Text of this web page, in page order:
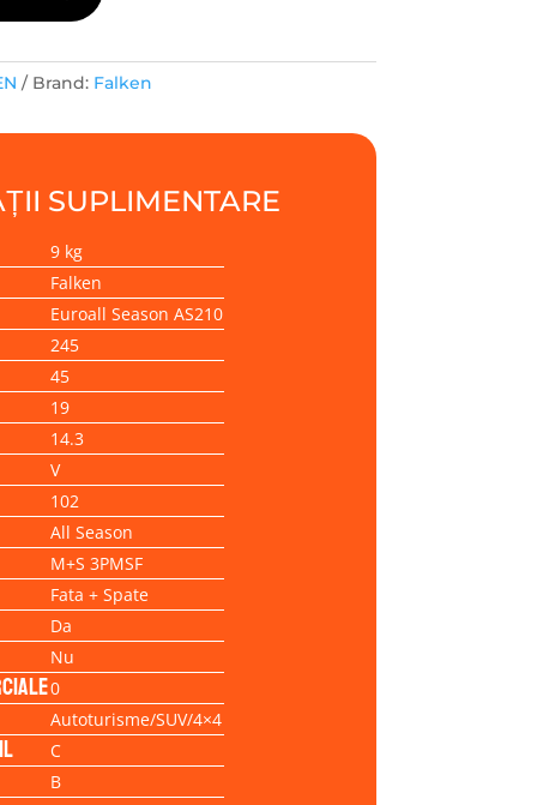
Brand: Falken
SUPLIMENTARE
9 kg
Falken
Euroall Season AS210
245
45
19
14.3
V
102
All Season
M+S 3PMSF
Fata + Spate
Da
Nu
0
Autoturisme/SUV/4×4
C
B